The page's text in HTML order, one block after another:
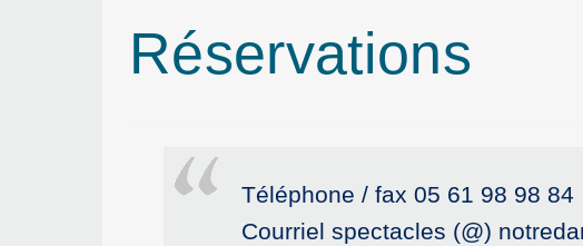
Réservations
Téléphone / fax 05 61 98 98 84
Courriel spectacles (@)